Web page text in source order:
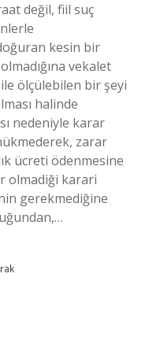
değil, fiil suç
kesin bir
vekalet
ile ölçülebilen bir şeyi
halinde
nedeniyle karar
zarar
ücreti ödenmesine
olmadiği karari
gerekmediğine